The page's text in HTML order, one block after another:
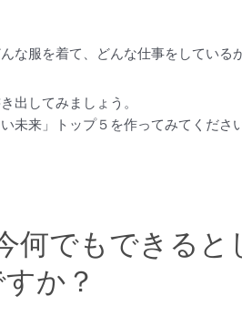
な服を着て、どんな仕事をしているか
出してみましょう。
未来」トップ５を作ってみてください
何でもできると
か？